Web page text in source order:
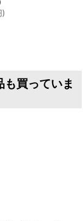
)
買っていま